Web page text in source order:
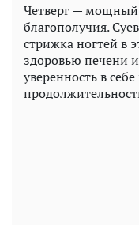
Четверг — мощный
благополучия.
стрижка ногтей в
здоровью печени
уверенность в